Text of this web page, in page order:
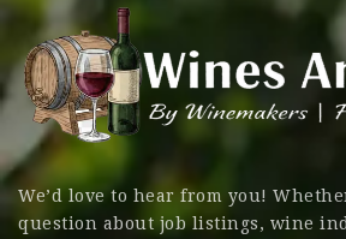
We’d love to hear from you!
question about job listings, wine